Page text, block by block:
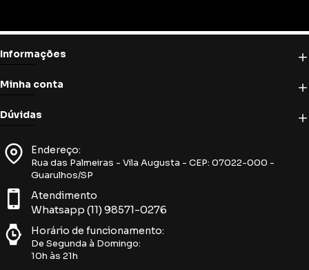
Informações
Minha conta
Dúvidas
Endereço:
Rua das Palmeiras - Vila Augusta - CEP: 07022-000 -
Guarulhos/SP
Atendimento
Whatsapp (11) 98571-0276
Horário de funcionamento:
De Segunda à Domingo:
10h às 21h